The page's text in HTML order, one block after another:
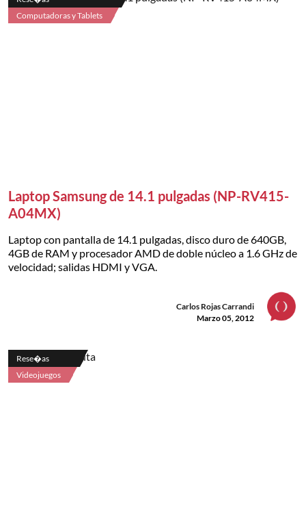
Computadoras y Tablets
Laptop Samsung de 14.1 pulgadas (NP-RV415-
A04MX)
Laptop con pantalla de 14.1 pulgadas, disco duro de 640GB,
4GB de RAM y procesador AMD de doble núcleo a 1.6 GHz de
velocidad; salidas HDMI y VGA.
Carlos Rojas Carrandi
Marzo 05, 2012
Rese�as
Videojuegos